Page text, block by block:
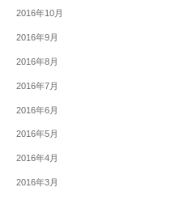
2016年10月
2016年9月
2016年8月
2016年7月
2016年6月
2016年5月
2016年4月
2016年3月